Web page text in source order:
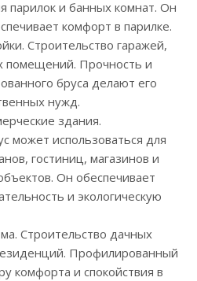
парилок и банных комнат. Он
комфорт в парилке.
Строительство гаражей,
помещений. Прочность и
бруса делают его
нужд.
здания.
может использоваться для
гостиниц, магазинов и
Он обеспечивает
и экологическую
Строительство дачных
Профилированный
комфорта и спокойствия в